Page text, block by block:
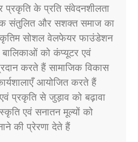
के प्रति संवेदनशीलता
संतुलित और सशक्त समाज का
कृतिम सोशल वेलफेयर फाउंडेशन
को कंप्यूटर एवं
करते हैं सामाजिक विकास
आयोजित करते हैं
एवं प्रकृति से जुड़ाव को बढ़ावा
एवं सनातन मूल्यों को
की प्रेरणा देते हैं